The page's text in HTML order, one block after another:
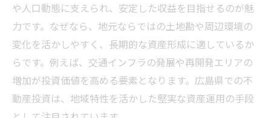
広島の売買市場から見る収益物件の探し方
実践的な広島県の収益物件選定のコツ
不動産売買経験者が語る物件選びの落とし
穴
広島の収益物件選びにおける売買手続きの
や人口動態に支えられ、安定した収益を目指せるのが魅
力です。なぜなら、地元ならではの土地勘や周辺環境の
変化を活かしやすく、長期的な資産形成に適しているか
らです。例えば、交通インフラの発展や再開発エリアの
増加が投資価値を高める要素となります。広島県での不
動産投資は、地域特性を活かした堅実な資産運用の手段